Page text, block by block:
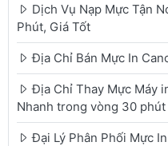
Dịch Vụ Nạp Mực Tận
Phút, Giá Tốt
Địa Chỉ Bán Mực In
Địa Chỉ Thay Mực Máy
Nhanh trong vòng 30 phút
Đại Lý Phân Phối Mực